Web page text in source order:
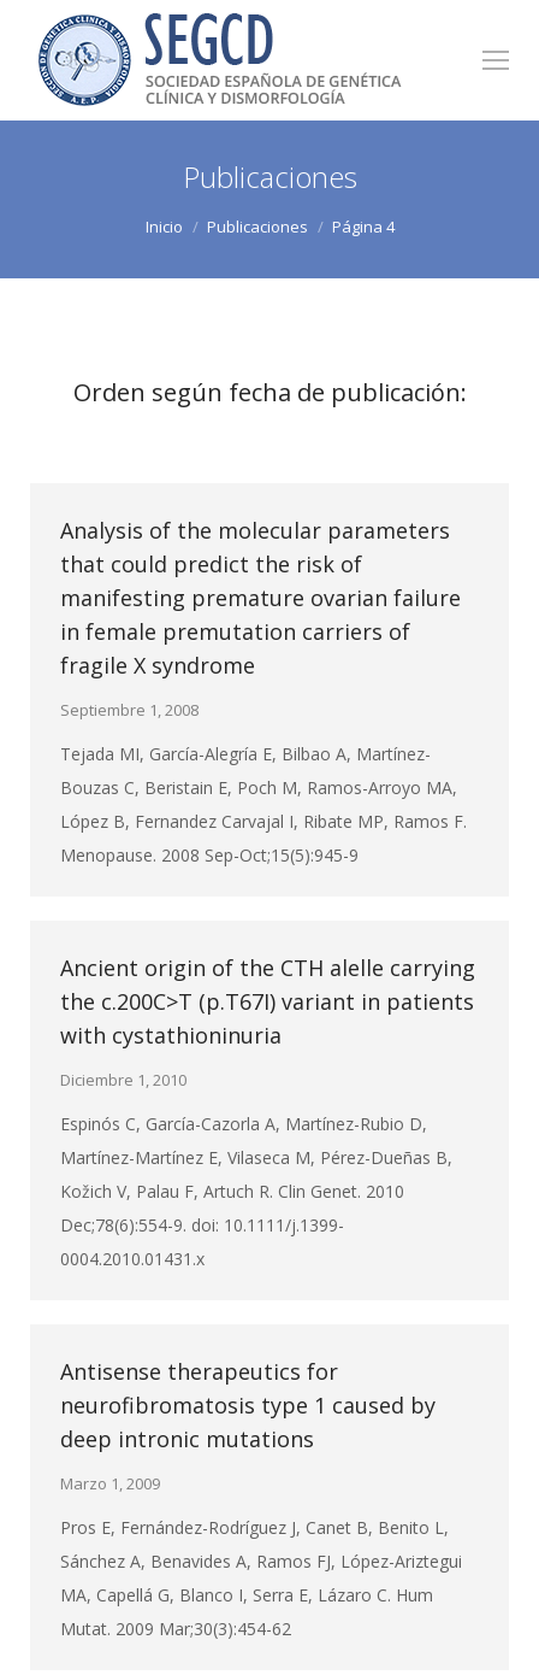
Publicaciones
Inicio Publicaciones Página 4
Orden según fecha de publicación:
Analysis of the molecular parameters
that could predict the risk of
manifesting premature ovarian failure
in female premutation carriers of
fragile X syndrome
Septiembre 1, 2008
Tejada MI, García-Alegría E, Bilbao A, Martínez-
Bouzas C, Beristain E, Poch M, Ramos-Arroyo MA,
López B, Fernandez Carvajal I, Ribate MP, Ramos F.
Menopause. 2008 Sep-Oct;15(5):945-9
Ancient origin of the CTH alelle carrying
the c.200C>T (p.T67I) variant in patients
with cystathioninuria
Diciembre 1, 2010
Espinós C, García-Cazorla A, Martínez-Rubio D,
Martínez-Martínez E, Vilaseca M, Pérez-Dueñas B,
Kožich V, Palau F, Artuch R. Clin Genet. 2010
Dec;78(6):554-9. doi: 10.1111/j.1399-
0004.2010.01431.x
Antisense therapeutics for
neurofibromatosis type 1 caused by
deep intronic mutations
Marzo 1, 2009
Pros E, Fernández-Rodríguez J, Canet B, Benito L,
Sánchez A, Benavides A, Ramos FJ, López-Ariztegui
MA, Capellá G, Blanco I, Serra E, Lázaro C. Hum
Mutat. 2009 Mar;30(3):454-62